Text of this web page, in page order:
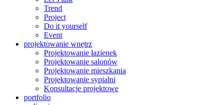
Trend
Project
Do it yourself
Event
projektowanie wnętrz
Projektowanie łazienek
Projektowanie salonów
Projektowanie mieszkania
Projektowanie sypialni
Konsultacje projektowe
portfolio